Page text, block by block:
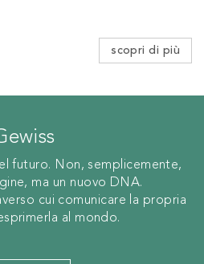
scopri di più
futuro. Non, semplicemente,
ma un nuovo DNA.
cui comunicare la propria
al mondo.